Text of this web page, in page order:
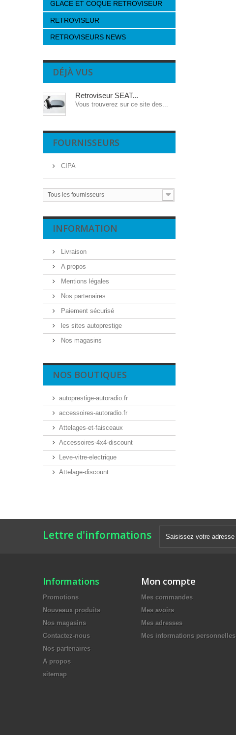
GLACE ET COQUE RETROVISEUR
RETROVISEUR
RETROVISEURS NEWS
DÉJÀ VUS
Retroviseur SEAT...
Vous trouverez sur ce site des...
FOURNISSEURS
CIPA
Tous les fournisseurs
INFORMATION
Livraison
A propos
Mentions légales
Nos partenaires
Paiement sécurisé
les sites autoprestige
Nos magasins
NOS BOUTIQUES
autoprestige-autoradio.fr
accessoires-autoradio.fr
Attelages-et-faisceaux
Accessoires-4x4-discount
Leve-vitre-electrique
Attelage-discount
Lettre d'informations
Informations
Promotions
Nouveaux produits
Nos magasins
Contactez-nous
Nos partenaires
A propos
sitemap
Mon compte
Mes commandes
Mes avoirs
Mes adresses
Mes informations personnelles